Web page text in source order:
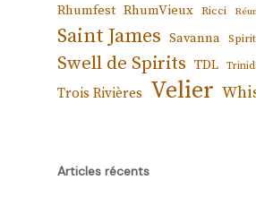
Rhumfest RhumVieux Ricci
Saint James Savanna
Swell de Spirits TDL
Trois Rivières Velier
Articles récents